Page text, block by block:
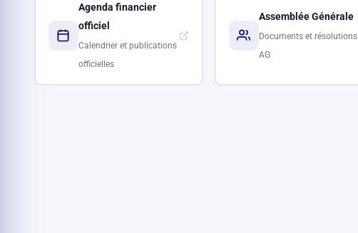
Agenda financier
officiel
Calendrier et publications
officielles
Assemblée Générale
Documents et résolutions
AG